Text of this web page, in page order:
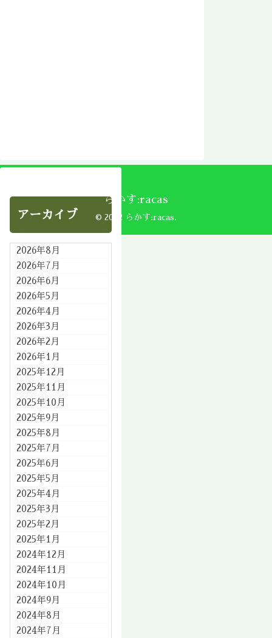
アーカイブ
2026年8月
2026年7月
2026年6月
2026年5月
2026年4月
2026年3月
2026年2月
2026年1月
2025年12月
2025年11月
2025年10月
2025年9月
2025年8月
2025年7月
2025年6月
2025年5月
2025年4月
2025年3月
2025年2月
2025年1月
2024年12月
2024年11月
2024年10月
2024年9月
2024年8月
2024年7月
らかす:racas
© 2002 らかす:racas.